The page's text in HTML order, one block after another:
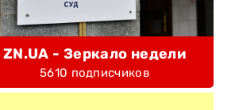
ZN.UA - Зеркало недели
5610 подписчиков